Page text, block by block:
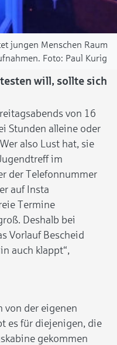
jungen Menschen Raum
Paul Kurig
will, sollte sich
von 16
Stunden alleine oder
also Lust hat, sie
im
der Telefonnummer
auf Insta
Termine
Deshalb bei
Vorlauf Bescheid
auch klappt“,
von der eigenen
es für diejenigen, die
gekommen